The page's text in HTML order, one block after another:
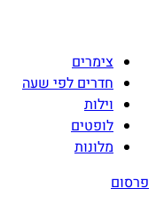
צימרים
חדרים לפי שעה
וילות
לופטים
מלונות
פרסום